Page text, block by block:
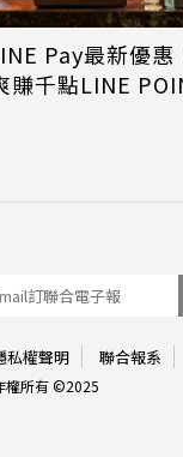
Pay最新優惠
賺千點LINE
私權聲明 聯合報系
權所有 ©2025